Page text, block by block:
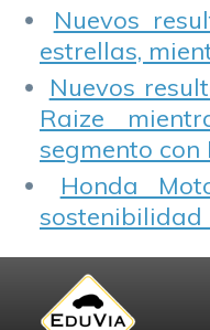
Nuevos
estrellas,
Nuevos
Raize
segmento con
Honda
sostenibilidad